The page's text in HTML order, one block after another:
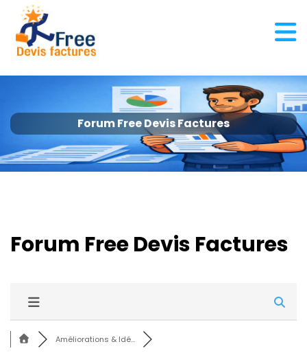
Forum Free Devis Factures
Forum Free Devis Factures
Améliorations & Idé...